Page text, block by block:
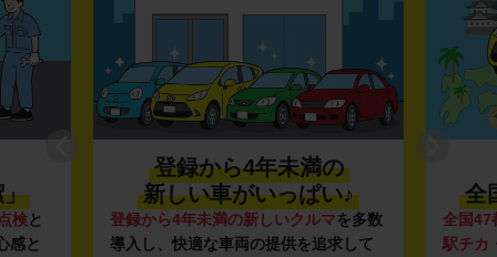
」
検と
感と
登録から4年未満の
新しい車がいっぱい♪
登録から4年未満の新しいクルマを多数
導入し、快適な車両の提供を追求して
全
全国47
駅チカ